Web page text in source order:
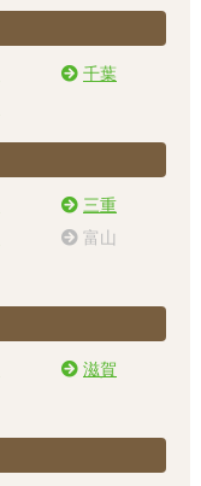
千葉
三重
富山
滋賀